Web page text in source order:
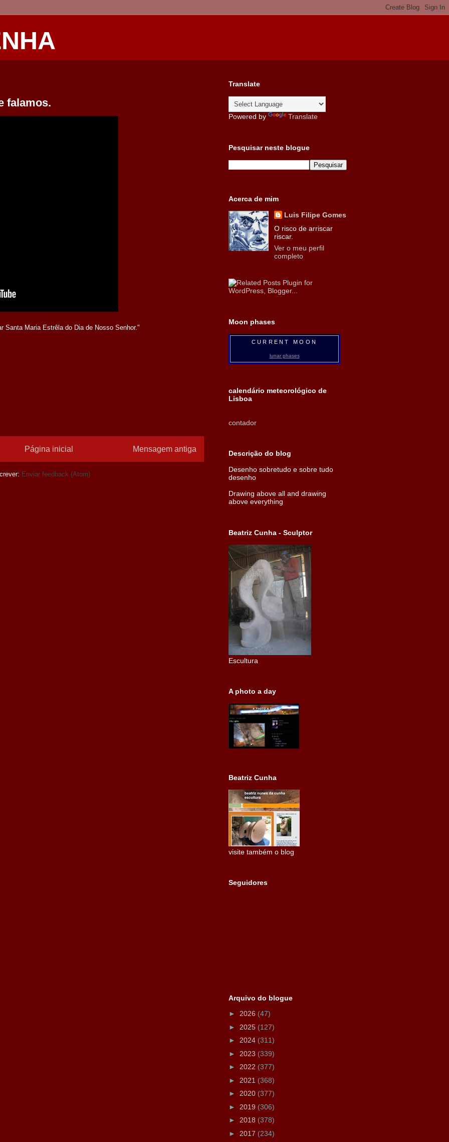
falamos.
Santa Maria Estrêla do Dia de Nosso Senhor."
Mensagem antiga
Página inicial
Enviar feedback (Atom)
Translate
Powered by Translate
Pesquisar neste blogue
Acerca de mim
Luis Filipe Gomes
O risco de arriscar
riscar.
Ver o meu perfil
completo
Moon phases
CURRENT MOON
lunar phases
calendário meteorológico de
Lisboa
contador
Descrição do blog
Desenho sobretudo e sobre tudo
desenho
Drawing above all and drawing
above everything
Beatriz Cunha - Sculptor
Escultura
A photo a day
Beatriz Cunha
visite também o blog
Seguidores
Arquivo do blogue
► 2026 (47)
► 2025 (127)
► 2024 (311)
► 2023 (339)
► 2022 (377)
► 2021 (368)
► 2020 (377)
► 2019 (306)
► 2018 (378)
► 2017 (234)